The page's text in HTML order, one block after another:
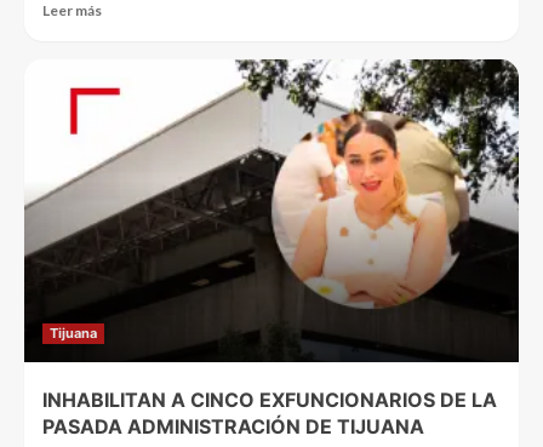
Leer más
Tijuana
INHABILITAN A CINCO EXFUNCIONARIOS DE LA
PASADA ADMINISTRACIÓN DE TIJUANA